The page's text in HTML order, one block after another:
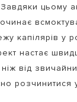
цьому
капілярів у
настає
від
розчинитися